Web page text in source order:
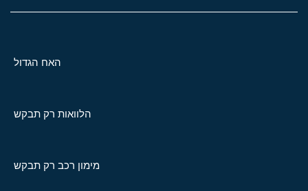
האח הגדול
הלוואות רק תבקש
מימון רכב רק תבקש